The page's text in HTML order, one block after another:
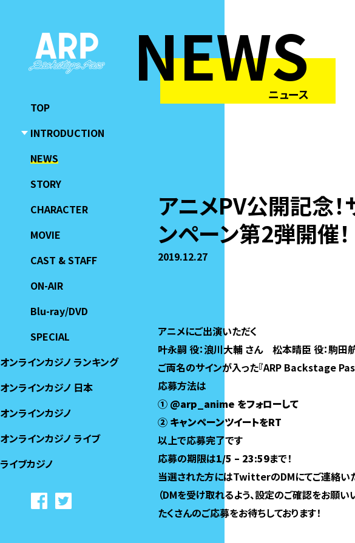
TOP
INTRODUCTION
NEWS
STORY
CHARACTER
MOVIE
CAST & STAFF
ON-AIR
Blu-ray/DVD
SPECIAL
オンラインカジノ ランキング
オンラインカジノ 日本
オンラインカジノ
オンラインカジノ ライブ
ライブカジノ
NEWS
ニュース
アニメPV公開記念
ンペーン第2弾開催！
2019.12.27
アニメにご出演いただく
叶永嗣 役：浪川大輔 さん 松本晴臣 役：駒田
ご両名のサインが入った『ARP Backstage
応募方法は
① @arp_anime をフォローして
② キャンペーンツイートをRT
以上で応募完了です
応募の期限は1/5 – 23:59まで！
当選された方にはTwitterのDMにてご連絡いた
（DMを受け取れるよう、設定のご確認をお願い
たくさんのご応募をお待ちしております！